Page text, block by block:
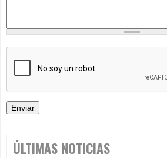
ÚLTIMAS NOTICIAS